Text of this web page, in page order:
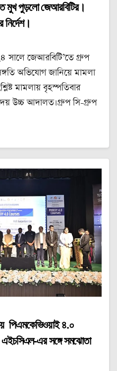
পুড়লো জেআরবিটির।
সালে জেআরবিটি’তে গ্রুপ
অভিযোগ জানিয়ে মামলা
মামলায় বৃহস্পতিবার
উচ্চ আদালত।গ্রুপ সি-গ্রুপ
৪.০
এর সঙ্গে সমঝোতা